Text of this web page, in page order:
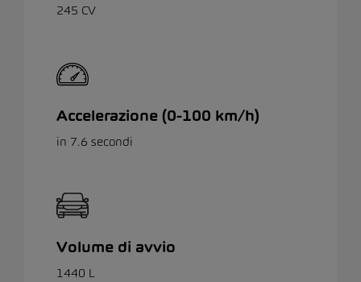
245 CV
Accelerazione (0-100 km/h)
in 7.6 secondi
Volume di avvio
1440 L